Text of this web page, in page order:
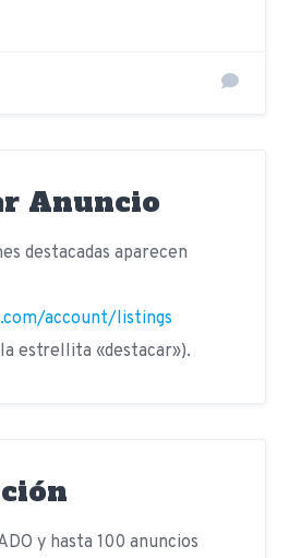
Anuncio
destacadas aparecen
account/listings
estrellita «destacar»).
y hasta 100 anuncios